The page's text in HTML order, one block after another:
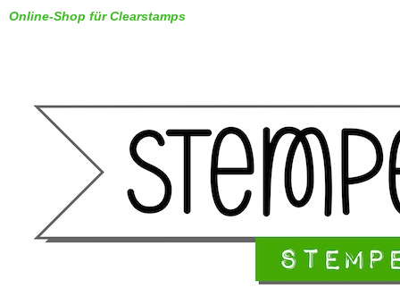
Online-Shop für Clearstamps